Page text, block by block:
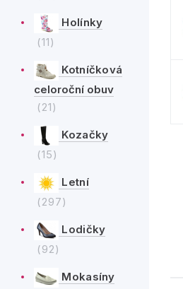
Holínky
(11)
Kotníčková
celoroční obuv
(21)
Kozačky
(15)
Letní
(297)
Lodičky
(92)
Mokasíny